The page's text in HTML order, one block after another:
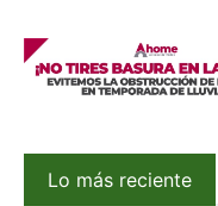
Lo más reciente